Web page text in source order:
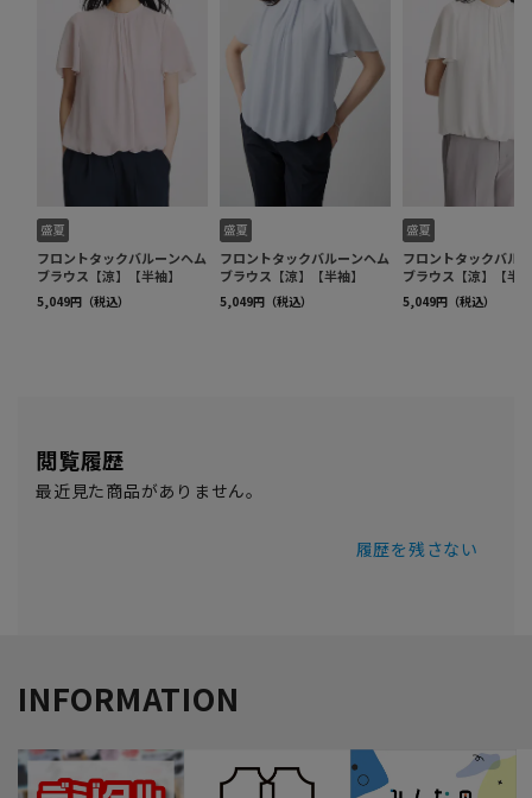
閲覧履歴
最近見た商品がありません。
履歴を残さない
INFORMATION